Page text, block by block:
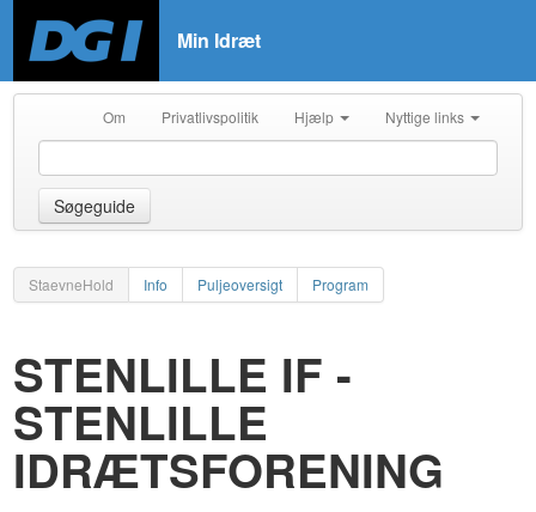
Min Idræt
Om Privatlivspolitik Hjælp Nyttige links
Søgeguide
StaevneHold Info Puljeoversigt Program
STENLILLE IF -
STENLILLE
IDRÆTSFORENING